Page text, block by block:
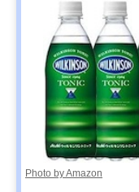
Photo by Amazon